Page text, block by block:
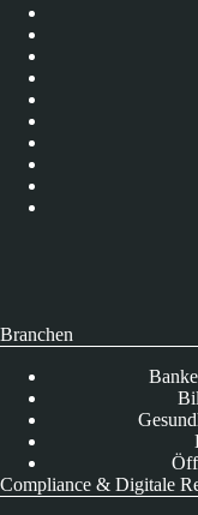
Branchen
Compliance & Digitale